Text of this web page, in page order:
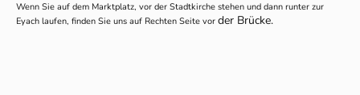
Wenn Sie auf dem Marktplatz, vor der Stadtkirche stehen und dann runter zur
Eyach laufen, finden Sie uns auf Rechten Seite vor der Brücke.